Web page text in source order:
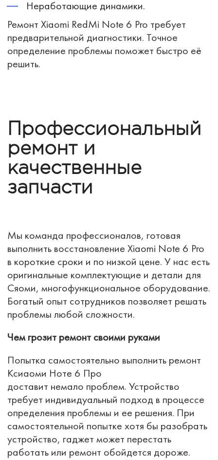
Неработающие динамики.
Ремонт Xiaomi RedMi Note 6 Pro требует
предварительной диагностики. Точное
определение проблемы поможет быстро её
решить.
Профессиональный
ремонт и
качественные
запчасти
Мы команда профессионалов, готовая
выполнить восстановление Xiaomi Note 6 Pro
в короткие сроки и по низкой цене. У нас есть
оригинальные комплектующие и детали для
Сяоми, многофункциональное оборудование.
Богатый опыт сотрудников позволяет решать
проблемы любой сложности.
Чем грозит ремонт своими руками
Попытка самостоятельно выполнить ремонт
Ксиаоми Ноте 6 Про
доставит немало проблем. Устройство
требует индивидуальный подход в процессе
определения проблемы и ее решения. При
самостоятельной попытке хотя бы разобрать
устройство, гаджет может перестать
работать или ремонт обойдется дороже.